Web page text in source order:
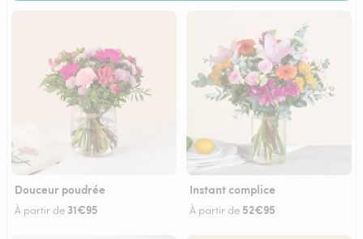
Douceur poudrée
À partir de 31€95
Instant complice
À partir de 52€95